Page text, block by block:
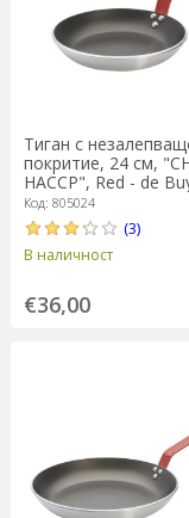
Тиган с
покритие, 24 см,
HACCP", Red - de
Код: 805024
(3)
В наличност
€36,00